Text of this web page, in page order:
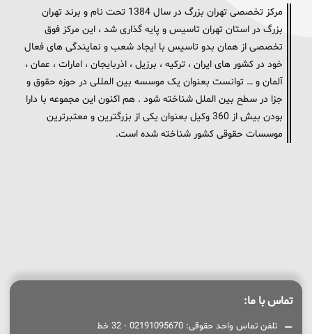
مرکز تخصصی تهران بزرگ در سال 1384 تحت نام و برند تهران
بزرگ در استان تهران تاسیس و پایه گذاری شد ، این مرکز فوق
تخصصی از همان بدو تاسیس با ایجاد شعب و نمایندگی های فعال
خود در کشور های ایران ، ترکیه ، برزیل ، اذربایجان ، امارات ، عمان ،
آلمان و … توانست بعنوان یک موسسه بین المللی در حوزه حقوق و
جزا در سطح بین الملل شناخته شود . هم اکنون این مجموعه با دارا
بودن بیش از 360 وکیل بعنوان یکی از بزرگترین و معتبرترین
موسسات حقوقی کشور شناخته شده است.
تماس با ما:
تلفن تماس واحد حقوقی: 02191095670 - 32 خط